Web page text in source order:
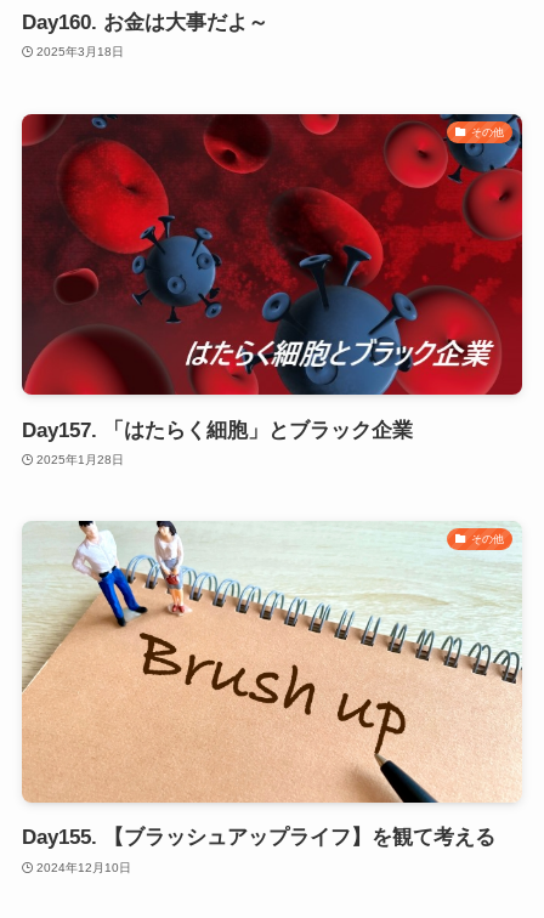
Day160. お金は大事だよ～
2025年3月18日
その他
Day157. 「はたらく細胞」とブラック企業
2025年1月28日
その他
Day155. 【ブラッシュアップライフ】を観て考える
2024年12月10日